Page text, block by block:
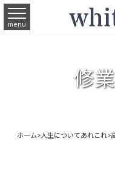
menu
修
ホーム>人生についてあれこれ>